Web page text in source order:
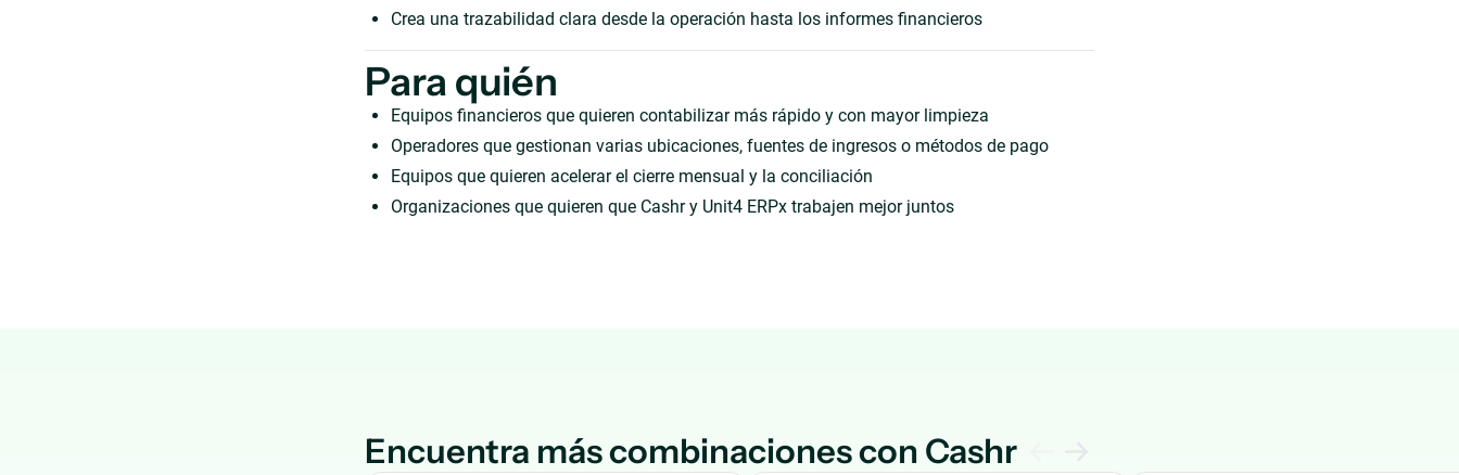
Crea una trazabilidad clara desde la operación hasta los informes financieros
Para quién
Equipos financieros que quieren contabilizar más rápido y con mayor limpieza
Operadores que gestionan varias ubicaciones, fuentes de ingresos o métodos de pago
Equipos que quieren acelerar el cierre mensual y la conciliación
Organizaciones que quieren que Cashr y Unit4 ERPx trabajen mejor juntos
Encuentra más combinaciones con Cashr